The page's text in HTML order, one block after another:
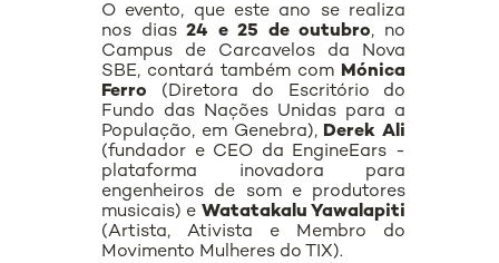
O evento, que este ano se realiza
nos dias24 e 25 de outubro, no
Campus de Carcavelos da Nova
SBE, contará também com Mónica
Ferro (Diretora do Escritório do
Fundo das Nações Unidas para a
População, em Genebra), Derek Ali
(fundador e CEO da EngineEars -
plataforma inovadora para
engenheiros de som e produtores
musicais) e Watatakalu Yawalapiti
(Artista, Ativista e Membro do
Movimento Mulheres do TIX).